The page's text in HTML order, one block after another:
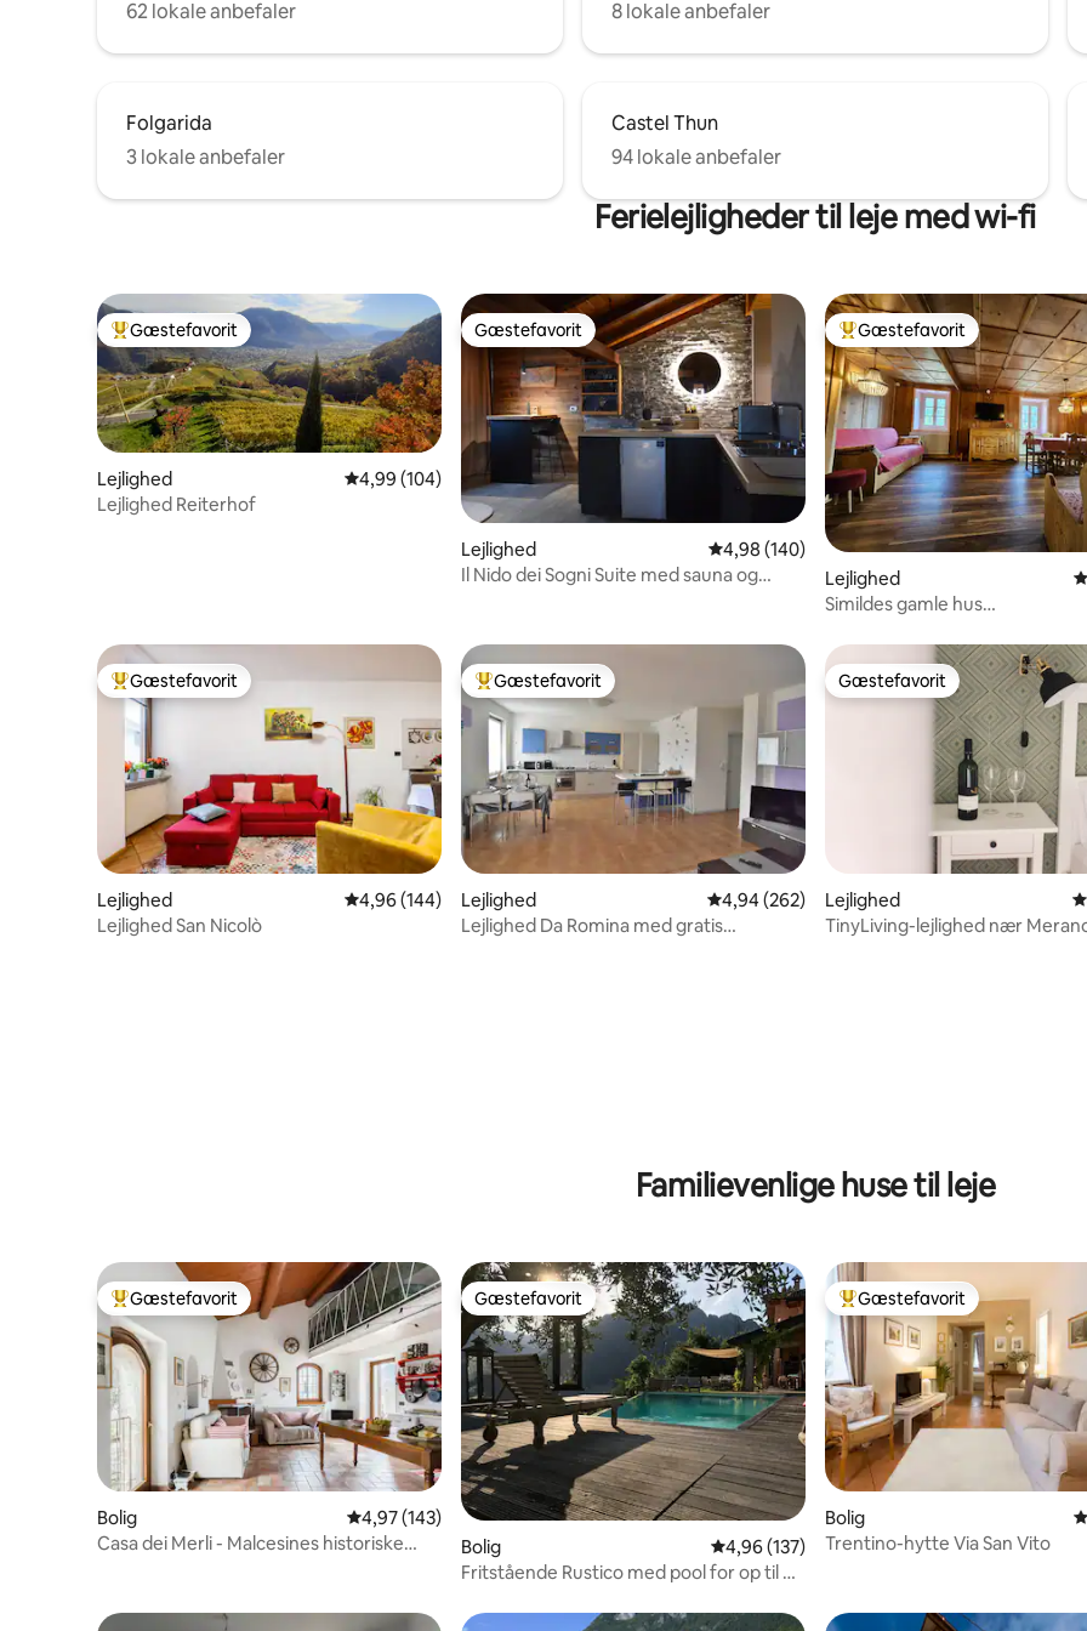
62 lokale anbefaler
8 lokale anbefaler
Folgarida
3 lokale anbefaler
Castel Thun
94 lokale anbefaler
Ferielejligheder til leje med wi-fi
Bedste gæstefavorit
Gæstefavorit
Lejlighed 4,99 ud af 5 i gennemsnitlig bedømmelse, 104 omtaler
4,99 (104)
Lejlighed Reiterhof
Gæstefavorit
Gæstefavorit
Lejlighed 4,98 ud af 5 i gennemsnitlig bedømmelse,
4,98 (140)
Il Nido dei Sogni Suite med sauna og
Bedste gæstefavorit
Gæstefavorit
Lejlighed
Simildes gamle hus
Bedste gæstefavorit
Gæstefavorit
Lejlighed 4,96 ud af 5 i gennemsnitlig bedømmelse, 144 omtaler
4,96 (144)
Lejlighed San Nicolò
Bedste gæstefavorit
Gæstefavorit
Lejlighed 4,94 ud af 5 i gennemsnitlig bedømmelse,
4,94 (262)
Lejlighed Da Romina med gratis
Gæstefavorit
Gæstefavorit
Lejlighed
TinyLiving-lejlighed nær
Familievenlige huse til leje
Bedste gæstefavorit
Gæstefavorit
Bolig 4,97 ud af 5 i gennemsnitlig bedømmelse, 143 omtaler
4,97 (143)
Casa dei Merli - Malcesines historiske
Gæstefavorit
Gæstefavorit
Bolig 4,96 ud af 5 i gennemsnitlig bedømmelse,
4,96 (137)
Fritstående Rustico med pool for op til 8
Bedste gæstefavorit
Gæstefavorit
Bolig
Trentino-hytte Via San Vito